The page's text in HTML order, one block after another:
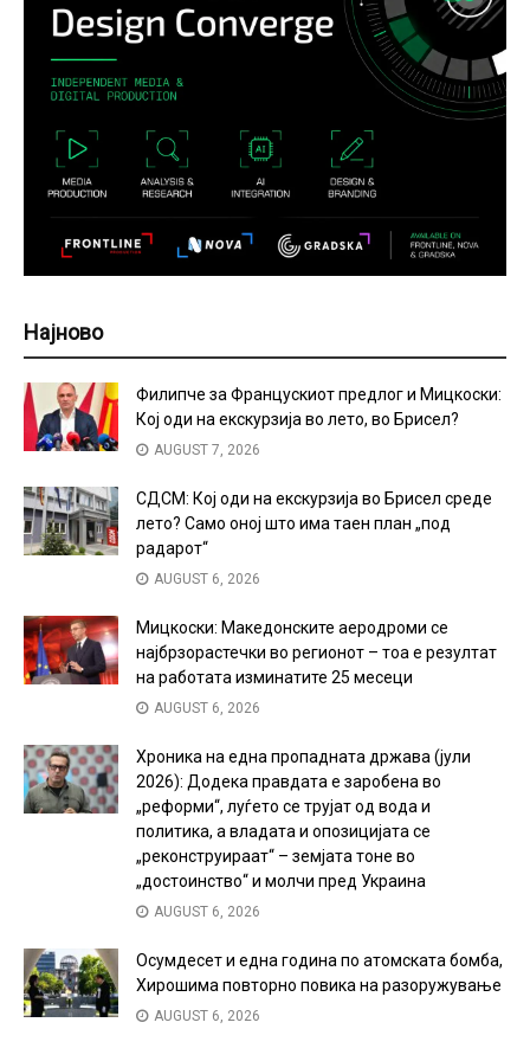
Најново
Филипче за Францускиот предлог и Мицкоски:
Кој оди на екскурзија во лето, во Брисел?
AUGUST 7, 2026
СДСМ: Кој оди на екскурзија во Брисел среде
лето? Само оној што има таен план „под
радарот“
AUGUST 6, 2026
Мицкоски: Македонските аеродроми се
најбрзорастечки во регионот – тоа е резултат
на работата изминатите 25 месеци
AUGUST 6, 2026
Хроника на една пропадната држава (јули
2026): Додека правдата е заробена во
„реформи“, луѓето се трујат од вода и
политика, а владата и опозицијата се
„реконструираат“ – земјата тоне во
„достоинство“ и молчи пред Украина
AUGUST 6, 2026
Осумдесет и една година по атомската бомба,
Хирошима повторно повика на разоружување
AUGUST 6, 2026